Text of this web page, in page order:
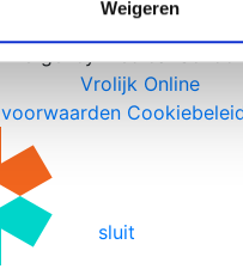
Weigeren
Vrolijk Online
sluit